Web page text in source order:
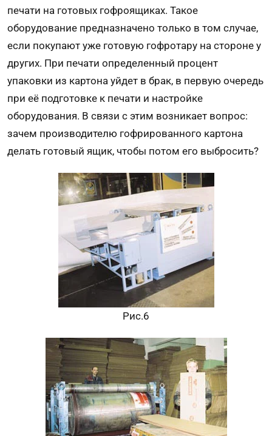
печати на готовых гофроящиках. Такое
оборудование предназначено только в том случае,
если покупают уже готовую гофротару на стороне у
других. При печати определенный процент
упаковки из картона уйдет в брак, в первую очередь
при её подготовке к печати и настройке
оборудования. В связи с этим возникает вопрос:
зачем производителю гофрированного картона
делать готовый ящик, чтобы потом его выбросить?
Рис.6